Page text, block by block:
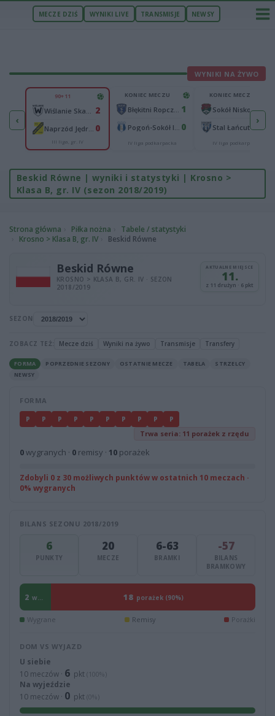
MECZE DZIŚ WYNIKI LIVE TRANSMISJE NEWSY
WYNIKI NA ŻYWO
‹
0
1
90+11
2
0
III liga, gr. IV
KONIEC MECZU
1
0
IV liga podkarpacka
KONIEC MECZU
Sokół Nisko
Stal Łańcut 3
IV liga podkarpacka
›
Beskid Równe | wyniki i statystyki | Krosno >
Klasa B, gr. IV (sezon 2018/2019)
Strona główna Piłka nożna
Tabele / statystyki
Krosno > Klasa B, gr. IV
Beskid Równe
Beskid Równe
KROSNO > KLASA B, GR. IV · SEZON
2018/2019
AKTUALNE MIEJSCE
11.
z 11 drużyn · 6 pkt
SEZON
ZOBACZ TEŻ: Mecze dziś Wyniki na żywo Transmisje Transfery
FORMA POPRZEDNIE SEZONY OSTATNIE MECZE TABELA
STRZELCY
NEWSY
FORMA
P P P P P P P P P P
Trwa seria: 11 porażek z rzędu
0wygranych · 0 remisy · 10 porażek
Zdobyli 0 z 30 możliwych punktów w ostatnich 10 meczach ·
0% wygranych
BILANS SEZONU 2018/2019
6
PUNKTY
20
MECZE
6-63
BRAMKI
-57
BILANS
BRAMKOWY
2 wygrane (10%) 18 porażek (90%)
Wygrane Remisy Porażki
DOM VS WYJAZD
U siebie
10 meczów · 6 pkt (100%)
Na wyjeździe
10 meczów · 0 pkt (0%)